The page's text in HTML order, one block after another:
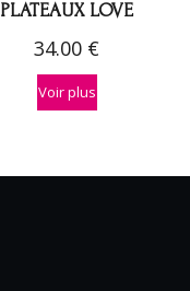
PLATEAUX LOVE
34.00 €
Voir plus